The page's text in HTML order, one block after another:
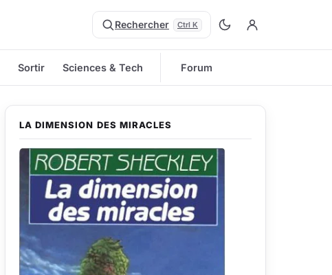
Rechercher Ctrl K
Sortir Sciences & Tech Forum
LA DIMENSION DES MIRACLES